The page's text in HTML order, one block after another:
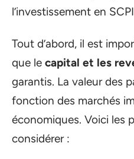
l’investissement en
Tout d’abord, il est
que le capital et les
garantis. La valeur des
fonction des marchés
économiques. Voici les
considérer :